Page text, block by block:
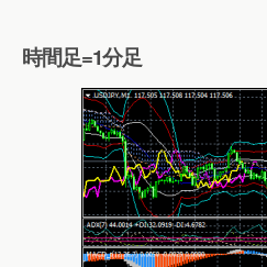
時間足=1分足